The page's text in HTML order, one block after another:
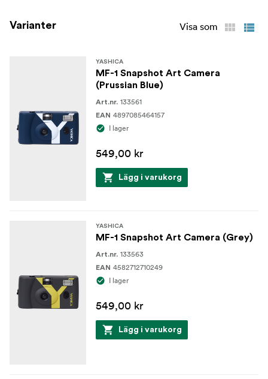
Varianter Visa som
YASHICA
MF-1 Snapshot Art Camera
(Prussian Blue)
Art.nr. 133561
EAN 4897085464157
I lager
549,00 kr
Lägg i varukorg
YASHICA
MF-1 Snapshot Art Camera (Grey)
Art.nr. 133563
EAN 4582712710249
I lager
549,00 kr
Lägg i varukorg